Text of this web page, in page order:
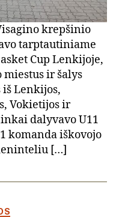
krepšinio
tarptautiniame
Cup Lenkijoje,
miestus ir šalys
Lenkijos,
Vokietijos ir
dalyvavo U11
komanda iškovojo
[…]